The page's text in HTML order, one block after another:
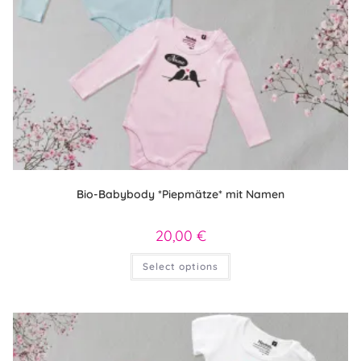
Bio-Babybody *Piepmätze* mit Namen
20,00 €
Select options
Dieses
weist
auf.
Die
Optionen
können